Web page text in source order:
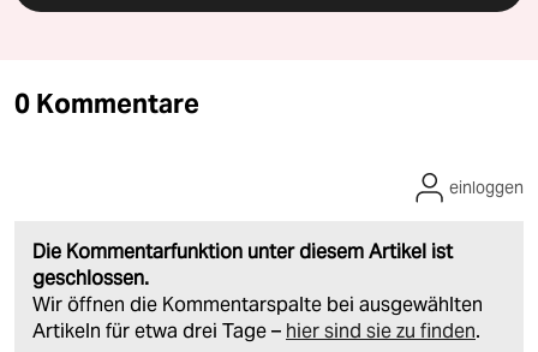
0 Kommentare
Die Kommentarfunktion unter diesem Artikel ist
geschlossen.
Wir öffnen die Kommentarspalte bei ausgewählten
Artikeln für etwa drei Tage – hier sind sie zu finden.
einloggen